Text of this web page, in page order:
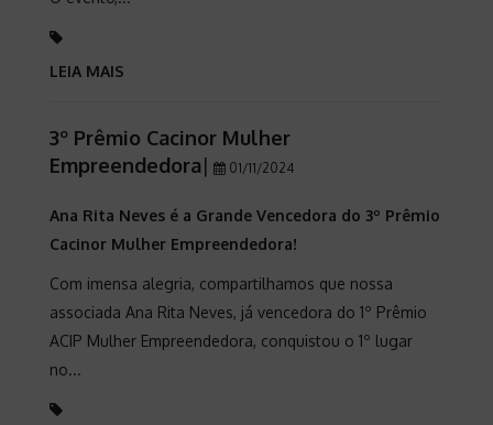
LEIA MAIS
3º Prêmio Cacinor Mulher
Empreendedora| 01/11/2024
Ana Rita Neves é a Grande Vencedora do 3º Prêmio
Cacinor Mulher Empreendedora!
Com imensa alegria, compartilhamos que nossa
associada Ana Rita Neves, já vencedora do 1º Prêmio
ACIP Mulher Empreendedora, conquistou o 1º lugar
no...